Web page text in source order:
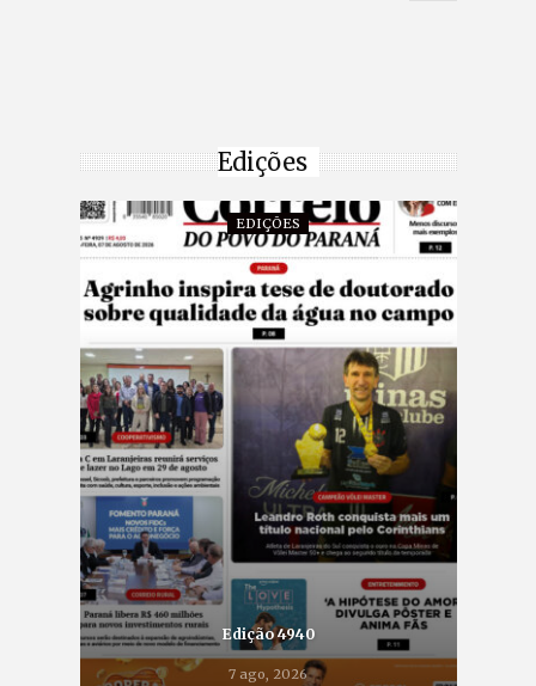
Edições
EDIÇÕES
Edição 4940
7 ago, 2026